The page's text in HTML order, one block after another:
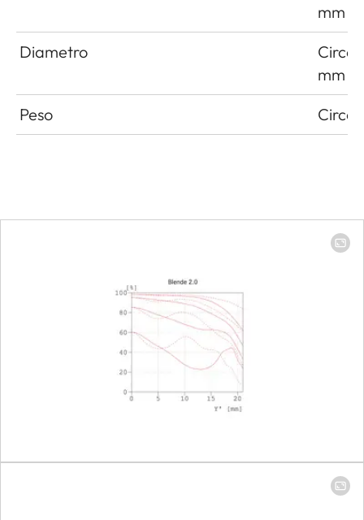
mm
Diametro
Circa
mm
Peso
Circa